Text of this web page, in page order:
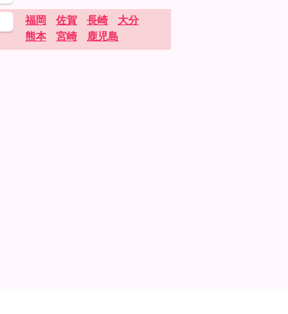
福岡 佐賀 長崎
大分
熊本
宮崎 鹿児島